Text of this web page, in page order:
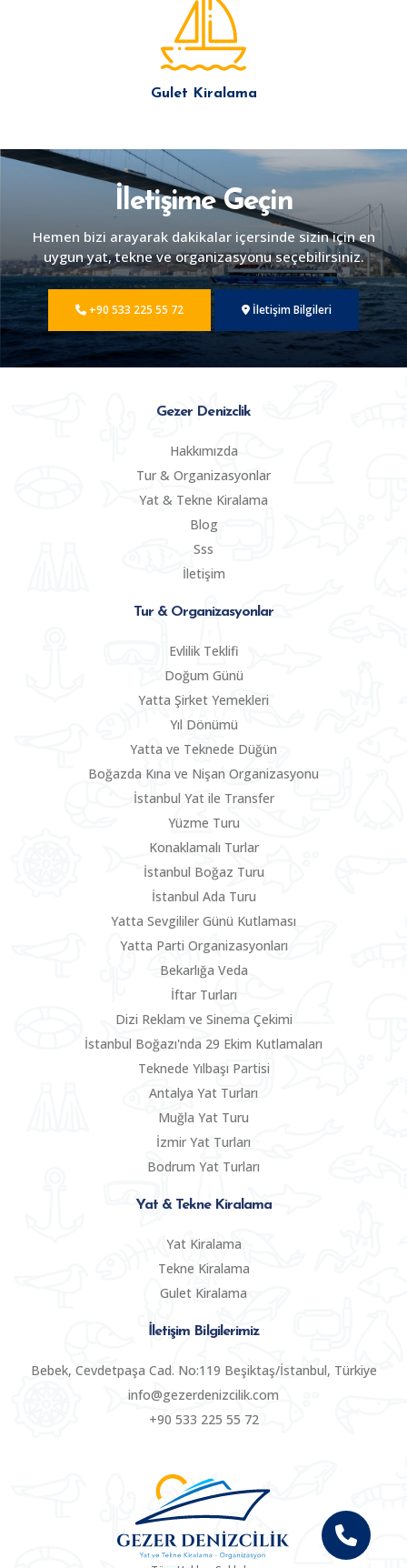
Gulet Kiralama
İletişime Geçin
Hemen bizi arayarak dakikalar içersinde sizin için en
uygun yat, tekne ve organizasyonu seçebilirsiniz.
+90 533 225 55 72 İletişim Bilgileri
Gezer Denizclik
Hakkımızda
Tur & Organizasyonlar
Yat & Tekne Kiralama
Blog
Sss
İletişim
Tur & Organizasyonlar
Evlilik Teklifi
Doğum Günü
Yatta Şirket Yemekleri
Yıl Dönümü
Yatta ve Teknede Düğün
Boğazda Kına ve Nişan Organizasyonu
İstanbul Yat ile Transfer
Yüzme Turu
Konaklamalı Turlar
İstanbul Boğaz Turu
İstanbul Ada Turu
Yatta Sevgililer Günü Kutlaması
Yatta Parti Organizasyonları
Bekarlığa Veda
İftar Turları
Dizi Reklam ve Sinema Çekimi
İstanbul Boğazı'nda 29 Ekim Kutlamaları
Teknede Yılbaşı Partisi
Antalya Yat Turları
Muğla Yat Turu
İzmir Yat Turları
Bodrum Yat Turları
Yat & Tekne Kiralama
Yat Kiralama
Tekne Kiralama
Gulet Kiralama
İletişim Bilgilerimiz
Bebek, Cevdetpaşa Cad. No:119 Beşiktaş/İstanbul, Türkiye
info@gezerdenizcilik.com
+90 533 225 55 72